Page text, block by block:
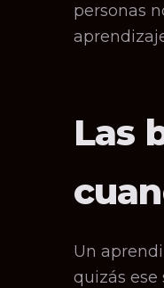
personas
Las
Un
quizás